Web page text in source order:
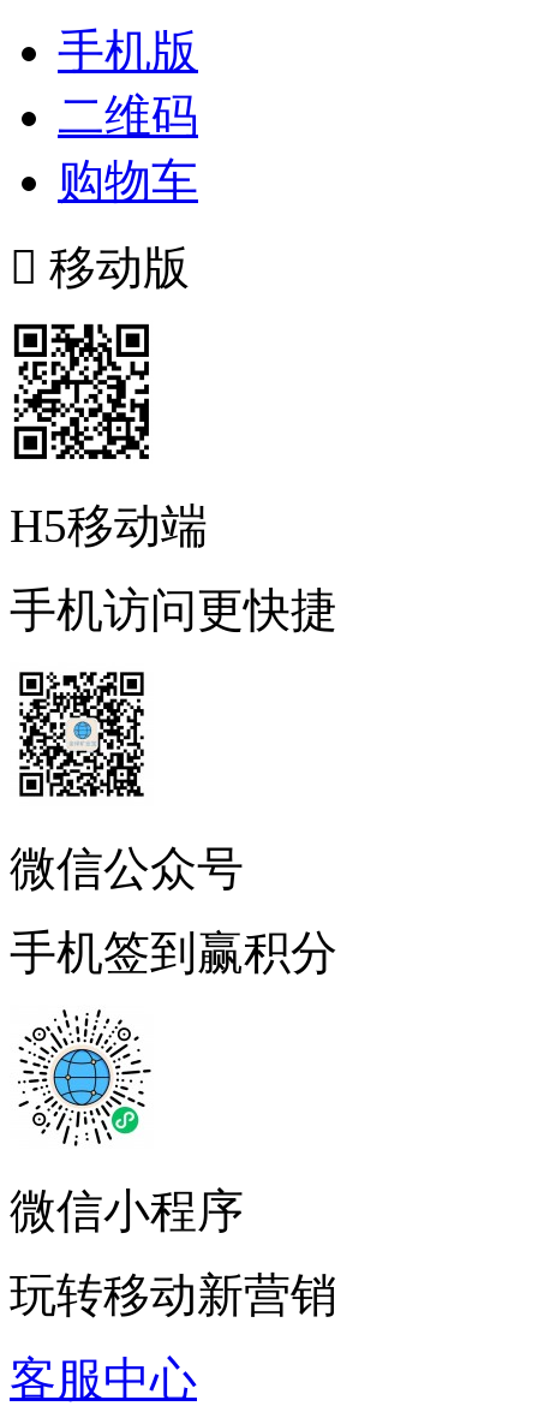
手机版
二维码
购物车
 移动版
H5移动端
手机访问更快捷
微信公众号
手机签到赢积分
微信小程序
玩转移动新营销
客服中心